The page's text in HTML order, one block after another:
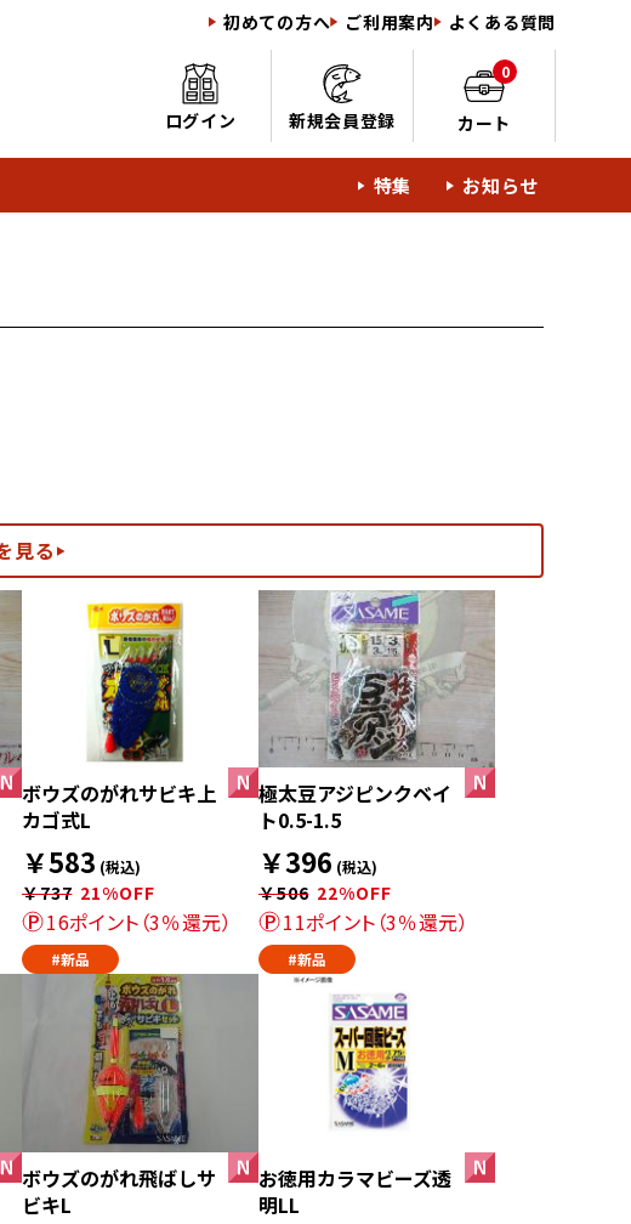
初めての方へ ご利用案内 よくある質問
ログイン 新規会員登録
0
カート
特集 お知らせ
見る
ボウズのがれサビキ上
カゴ式L
￥583 (税込)
￥737 21%OFF
16ポイント（3％還元）
#新品
極太豆アジピンクベイ
ト0.5-1.5
￥396 (税込)
￥506 22%OFF
11ポイント（3％還元）
#新品
ボウズのがれ飛ばしサ
ビキL
お徳用カラマビーズ透
明LL